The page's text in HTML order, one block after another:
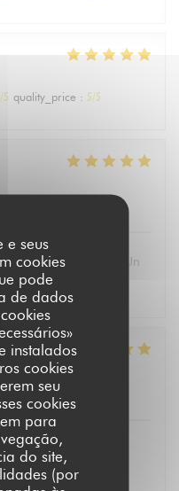
e seus
cookies
pode
de dados
instalados
cookies
seu
cookies
para
do site,
(por
/5 quality_price : 5/5
Très bons tapas. Un
/5 quality_price
top ! Un petit coin